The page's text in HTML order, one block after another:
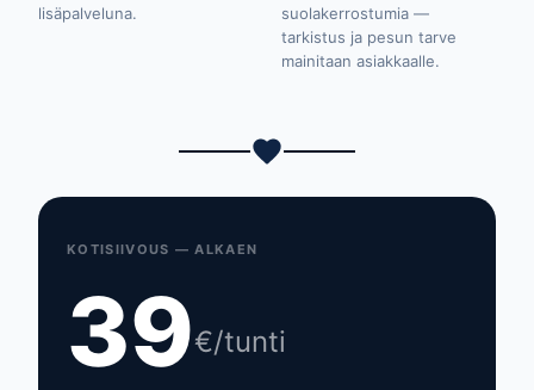
lisäpalveluna.
suolakerrostumia —
tarkistus ja pesun tarve
mainitaan asiakkaalle.
KOTISIIVOUS — ALKAEN
39€/tunti